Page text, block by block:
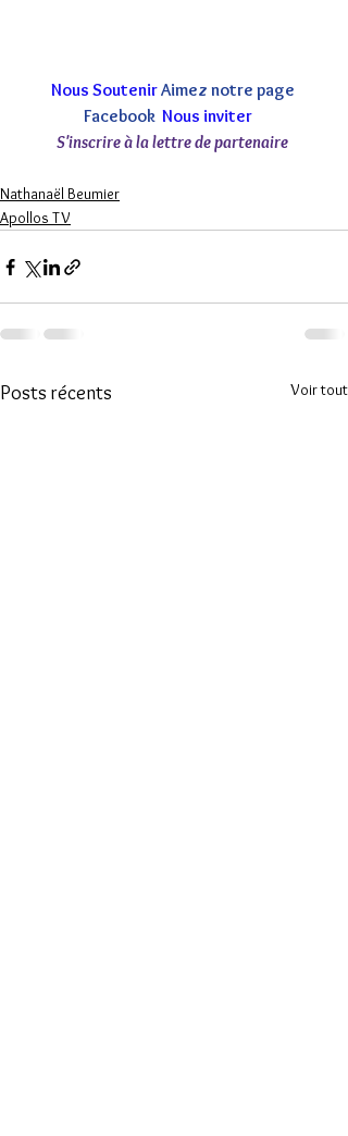
Nous SoutenirAimez notre page
Facebook Nous inviter
S'inscrire à la lettre de partenaire
Nathanaël Beumier
Apollos TV
Posts récents Voir tout